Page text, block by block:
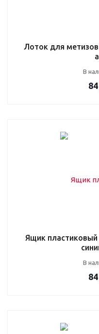
Лоток для
В
84
Ящик
В
84